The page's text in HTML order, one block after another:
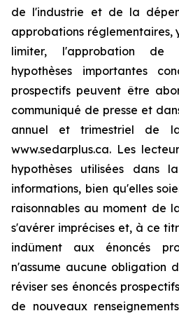
de l'industrie et de la
approbations réglementaires,
limiter, l'approbation de
hypothèses importantes
prospectifs peuvent être
communiqué de presse et
annuel et trimestriel de
www.sedarplus.ca. Les
hypothèses utilisées dans
informations, bien qu'elles
raisonnables au moment de
s'avérer imprécises et, à ce
indûment aux énoncés
n'assume aucune obligation
réviser ses énoncés
de nouveaux